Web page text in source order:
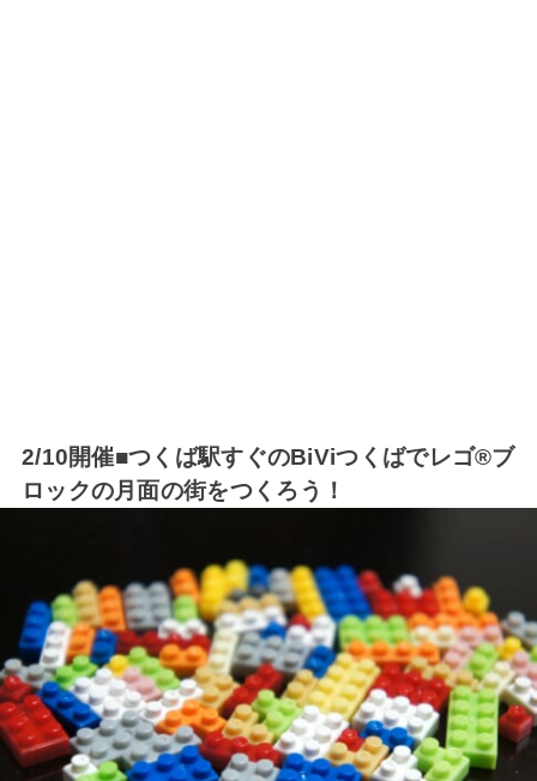
2/10開催■つくば駅すぐのBiViつくばでレゴ®ブ
ロックの月面の街をつくろう！